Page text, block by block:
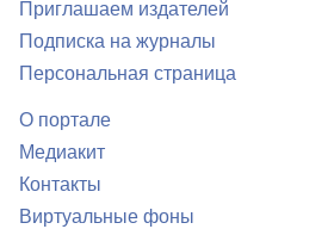
Приглашаем издателей
Подписка на журналы
Персональная страница
О портале
Медиакит
Контакты
Виртуальные фоны